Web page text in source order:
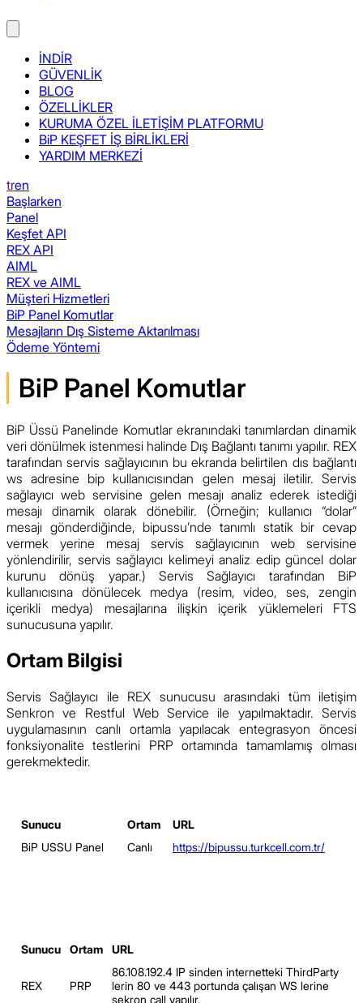
İNDİR
GÜVENLİK
BLOG
ÖZELLİKLER
KURUMA ÖZEL İLETİŞİM PLATFORMU
BiP KEŞFET İŞ BİRLİKLERİ
YARDIM MERKEZİ
tren
Başlarken
Panel
Keşfet API
REX API
AIML
REX ve AIML
Müşteri Hizmetleri
BiP Panel Komutlar
Mesajların Dış Sisteme Aktarılması
Ödeme Yöntemi
BiP Panel Komutlar
BiP Üssü Panelinde Komutlar ekranındaki tanımlardan dinamik
veri dönülmek istenmesi halinde Dış Bağlantı tanımı yapılır. REX
tarafından servis sağlayıcının bu ekranda belirtilen dıs bağlantı
ws adresine bip kullanıcısından gelen mesaj iletilir. Servis
sağlayıcı web servisine gelen mesajı analiz ederek istediği
mesajı dinamik olarak dönebilir. (Örneğin; kullanıcı “dolar”
mesajı gönderdiğinde, bipussu’nde tanımlı statik bir cevap
vermek yerine mesaj servis sağlayıcının web servisine
yönlendirilir, servis sağlayıcı kelimeyi analiz edip güncel dolar
kurunu dönüş yapar.) Servis Sağlayıcı tarafından BiP
kullanıcısına dönülecek medya (resim, video, ses, zengin
içerikli medya) mesajlarına ilişkin içerik yüklemeleri FTS
sunucusuna yapılır.
Ortam Bilgisi
Servis Sağlayıcı ile REX sunucusu arasındaki tüm iletişim
Senkron ve Restful Web Service ile yapılmaktadır. Servis
uygulamasının canlı ortamla yapılacak entegrasyon öncesi
fonksiyonalite testlerini PRP ortamında tamamlamış olması
gerekmektedir.
Sunucu Ortam
URL
BiP USSU Panel
Canlı https://bipussu.turkcell.com.tr/
Sunucu Ortam URL
REX PRP
86.108.192.4 IP sinden internetteki ThirdParty
lerin 80 ve 443 portunda çalışan WS lerine
sekron call yapılır.